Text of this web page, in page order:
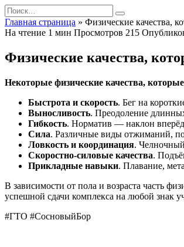
Перейти
к
содержанию
Search
for:
Главная страница » Физические качества,
На чтение 1 мин Просмотров 215
Физические качества,
Некоторые физические качества,
Быстрота и скорость. Бег на
Выносливость. Преодоление
Гибкость. Норматив — наклон
Сила. Различные виды отжиманий,
Ловкость и координация.
Скоростно-силовые качества.
Прикладные навыки. Плавание,
В зависимости от пола и возраста часть
успешной сдачи комплекса на любой знак
#ГТО #СосновыйБор